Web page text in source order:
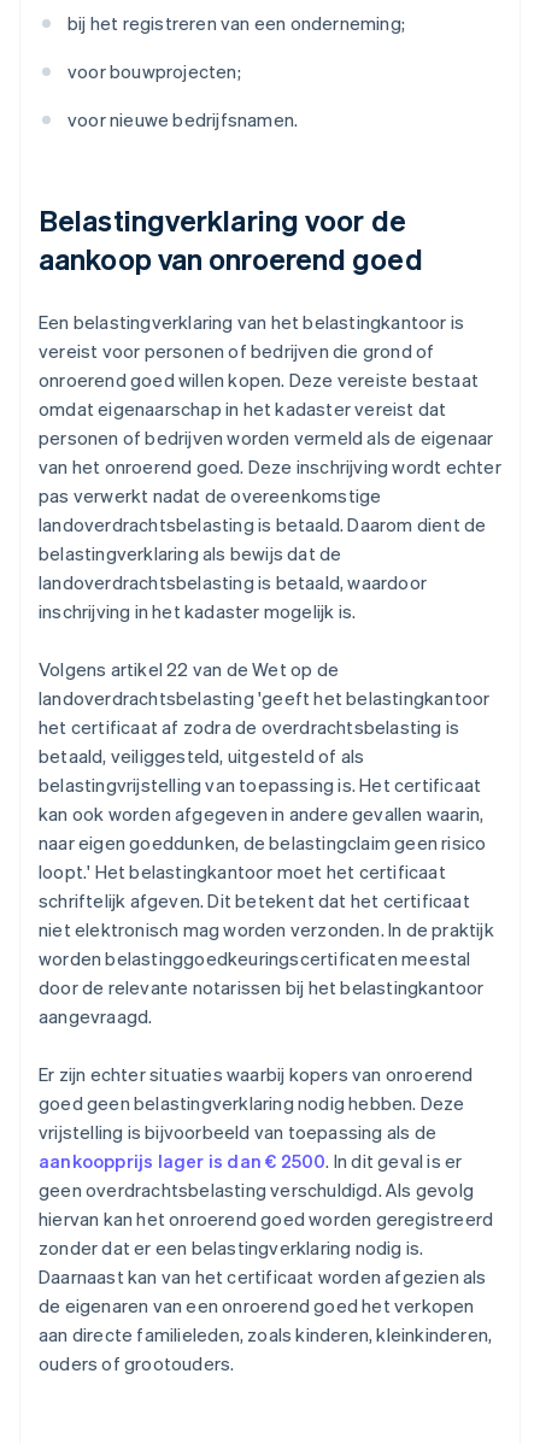
bij het registreren van een onderneming;
voor bouwprojecten;
voor nieuwe bedrijfsnamen.
Belastingverklaring voor de
aankoop van onroerend goed
Een belastingverklaring van het belastingkantoor is
vereist voor personen of bedrijven die grond of
onroerend goed willen kopen. Deze vereiste bestaat
omdat eigenaarschap in het kadaster vereist dat
personen of bedrijven worden vermeld als de eigenaar
van het onroerend goed. Deze inschrijving wordt echter
pas verwerkt nadat de overeenkomstige
landoverdrachtsbelasting is betaald. Daarom dient de
belastingverklaring als bewijs dat de
landoverdrachtsbelasting is betaald, waardoor
inschrijving in het kadaster mogelijk is.
Volgens artikel 22 van de Wet op de
landoverdrachtsbelasting 'geeft het belastingkantoor
het certificaat af zodra de overdrachtsbelasting is
betaald, veiliggesteld, uitgesteld of als
belastingvrijstelling van toepassing is. Het certificaat
kan ook worden afgegeven in andere gevallen waarin,
naar eigen goeddunken, de belastingclaim geen risico
loopt.' Het belastingkantoor moet het certificaat
schriftelijk afgeven. Dit betekent dat het certificaat
niet elektronisch mag worden verzonden. In de praktijk
worden belastinggoedkeuringscertificaten meestal
door de relevante notarissen bij het belastingkantoor
aangevraagd.
Er zijn echter situaties waarbij kopers van onroerend
goed geen belastingverklaring nodig hebben. Deze
vrijstelling is bijvoorbeeld van toepassing als de
aankoopprijs lager is dan € 2500. In dit geval is er
geen overdrachtsbelasting verschuldigd. Als gevolg
hiervan kan het onroerend goed worden geregistreerd
zonder dat er een belastingverklaring nodig is.
Daarnaast kan van het certificaat worden afgezien als
de eigenaren van een onroerend goed het verkopen
aan directe familieleden, zoals kinderen, kleinkinderen,
ouders of grootouders.